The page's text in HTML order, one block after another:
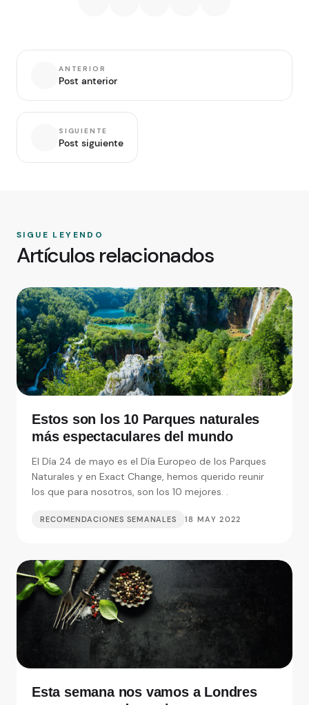
ANTERIOR
Post anterior
SIGUIENTE
Post siguiente
SIGUE LEYENDO
Artículos relacionados
Estos son los 10 Parques naturales
más espectaculares del mundo
El Día 24 de mayo es el Día Europeo de los Parques
Naturales y en Exact Change, hemos querido reunir
los que para nosotros, son los 10 mejores. .
RECOMENDACIONES SEMANALES 18 MAY 2022
Esta semana nos vamos a Londres